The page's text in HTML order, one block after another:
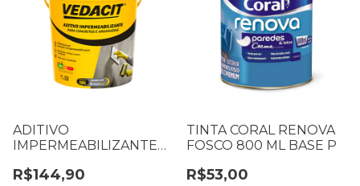
ADITIVO
IMPERMEABILIZANTE
R$144,90
TINTA CORAL RENOVA
FOSCO 800 ML BASE P
R$53,00